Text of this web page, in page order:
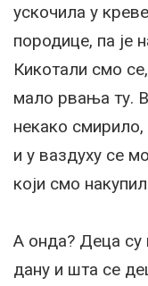
ускочила у
породице, па је
Кикотали смо
мало рвања ту.
некако смирило,
и у ваздуху се
који смо
А онда? Деца су
дану и шта се